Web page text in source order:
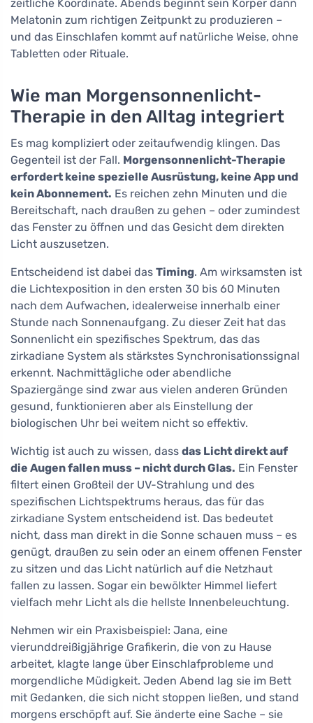
zeitliche Koordinate. Abends beginnt sein Körper dann
Melatonin zum richtigen Zeitpunkt zu produzieren –
und das Einschlafen kommt auf natürliche Weise, ohne
Tabletten oder Rituale.
Wie man Morgensonnenlicht-
Therapie in den Alltag integriert
Es mag kompliziert oder zeitaufwendig klingen. Das
Gegenteil ist der Fall. Morgensonnenlicht-Therapie
erfordert keine spezielle Ausrüstung, keine App und
kein Abonnement. Es reichen zehn Minuten und die
Bereitschaft, nach draußen zu gehen – oder zumindest
das Fenster zu öffnen und das Gesicht dem direkten
Licht auszusetzen.
Entscheidend ist dabei das Timing. Am wirksamsten ist
die Lichtexposition in den ersten 30 bis 60 Minuten
nach dem Aufwachen, idealerweise innerhalb einer
Stunde nach Sonnenaufgang. Zu dieser Zeit hat das
Sonnenlicht ein spezifisches Spektrum, das das
zirkadiane System als stärkstes Synchronisationssignal
erkennt. Nachmittägliche oder abendliche
Spaziergänge sind zwar aus vielen anderen Gründen
gesund, funktionieren aber als Einstellung der
biologischen Uhr bei weitem nicht so effektiv.
Wichtig ist auch zu wissen, dass das Licht direkt auf
die Augen fallen muss – nicht durch Glas. Ein Fenster
filtert einen Großteil der UV-Strahlung und des
spezifischen Lichtspektrums heraus, das für das
zirkadiane System entscheidend ist. Das bedeutet
nicht, dass man direkt in die Sonne schauen muss – es
genügt, draußen zu sein oder an einem offenen Fenster
zu sitzen und das Licht natürlich auf die Netzhaut
fallen zu lassen. Sogar ein bewölkter Himmel liefert
vielfach mehr Licht als die hellste Innenbeleuchtung.
Nehmen wir ein Praxisbeispiel: Jana, eine
vierunddreißigjährige Grafikerin, die von zu Hause
arbeitet, klagte lange über Einschlafprobleme und
morgendliche Müdigkeit. Jeden Abend lag sie im Bett
mit Gedanken, die sich nicht stoppen ließen, und stand
morgens erschöpft auf. Sie änderte eine Sache – sie